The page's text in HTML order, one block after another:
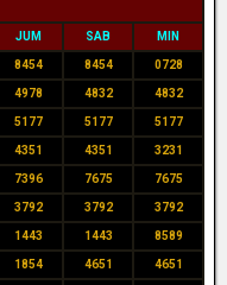
JUM SAB MIN
8454 8454 0728
4978 4832 4832
5177 5177 5177
4351 4351 3231
7396 7675 7675
3792 3792 3792
1443 1443 8589
1854 4651 4651